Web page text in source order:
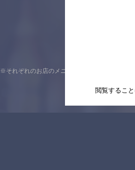
※それぞれのお店のメニューや営業時間などの掲
閲覧すること